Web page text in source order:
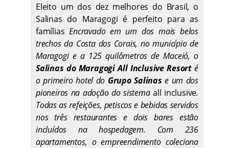
Eleito um dos dez melhores do Brasil, o
Salinas do Maragogi é perfeito para as
famílias Encravado em um dos mais belos
trechos da Costa dos Corais, no município de
Maragogi e a 125 quilômetros de Maceió, o
Salinas do Maragogi All Inclusive Resort é
o primeiro hotel do Grupo Salinas e um dos
pioneiros na adoção do sistemaall inclusive.
Todas as refeições, petiscos e bebidas servidos
nos três restaurantes e dois bares estão
incluídos na hospedagem. Com 236
apartamentos, o empreendimento coleciona